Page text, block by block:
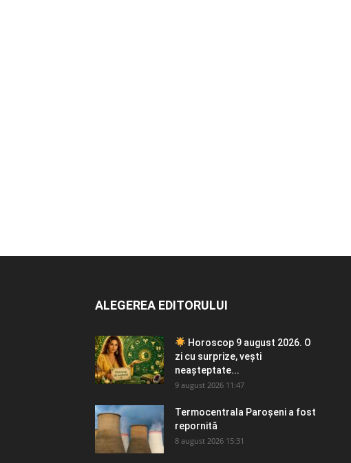
ALEGEREA EDITORULUI
Horoscop 9 august 2026. O
zi cu surprize, vești
neașteptate...
9 august 2026 11:47
Termocentrala Paroșeni a fost
repornită
8 august 2026 15:31